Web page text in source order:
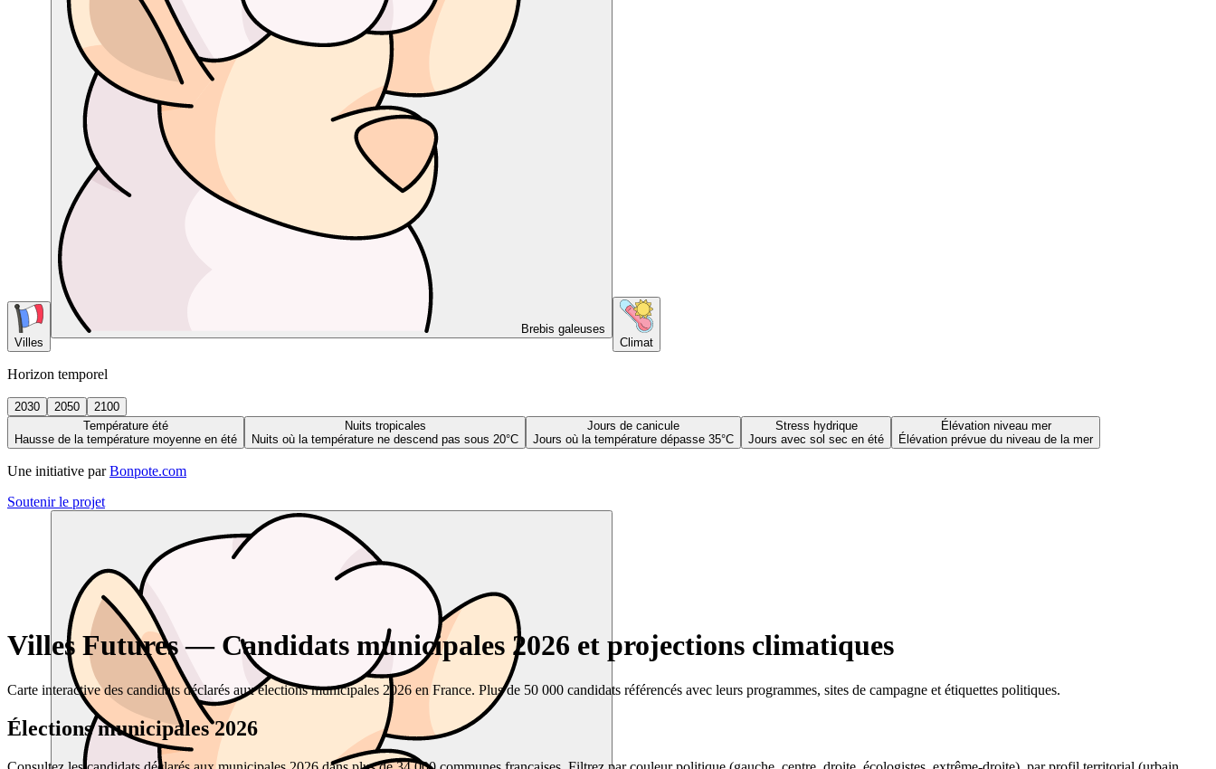
Villes
Brebis galeuses
Climat
Horizon temporel
2030 2050
2100
Température été
Hausse de la température moyenne en été
Nuits tropicales
Nuits où la température ne descend pas sous 20°C
Jours de canicule
Jours où la température dépasse 35°C
Stress hydrique
Jours avec sol sec en été
Élévation niveau mer
Élévation prévue du niveau de la mer
Une initiative par Bonpote.com
Soutenir le projet
Villes Futures — Candidats municipales 2026 et projections climatiques
Carte interactive des candidats déclarés aux élections municipales 2026 en France. Plus de 50 000 candidats référencés avec leurs programmes, sites de campagne et étiquettes politiques.
Élections municipales 2026